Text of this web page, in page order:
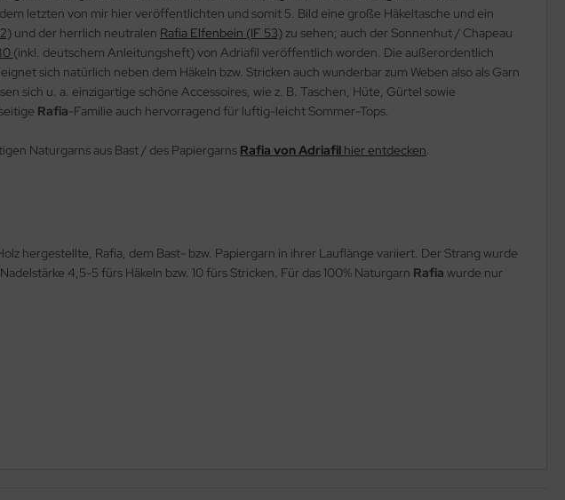
letzten von mir hier veröffentlichten und somit 5. Bild eine große Häkeltasche und ein
und der herrlich neutralen Rafia Elfenbein (IF 53)zu sehen; auch der Sonnenhut / Chapeau
(inkl. deutschem Anleitungsheft) von Adriafil veröffentlich worden. Die außerordentlich
sich natürlich neben dem Häkeln bzw. Stricken auch wunderbar zum Weben also als Garn
sich u. a. einzigartige schöne Accessoires, wie z. B. Taschen, Hüte, Gürtel sowie
Rafia-Familie auch hervorragend für luftig-leicht Sommer-Tops.
Naturgarns aus Bast / des Papiergarns Rafia von Adriafil hier entdecken
hergestellte, Rafia, dem Bast- bzw. Papiergarn in ihrer Lauflänge variiert. Der Strang wurde
4,5-5 fürs Häkeln bzw. 10 fürs Stricken. Für das 100% Naturgarn Rafia wurde nur